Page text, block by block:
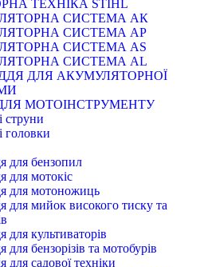
ТЕХНІКА STIHL
СИСТЕМА АК
СИСТЕМА АР
СИСТЕМА AS
СИСТЕМА AL
ДЛЯ АКУМУЛЯТОРНОЇ
МОТОІНСТРУМЕНТУ
струни
головки
для бензопил
для мотокіс
для мотоножиць
для мийок високого тиску та
для культиваторів
для бензорізів та мотобурів
для садової техніки